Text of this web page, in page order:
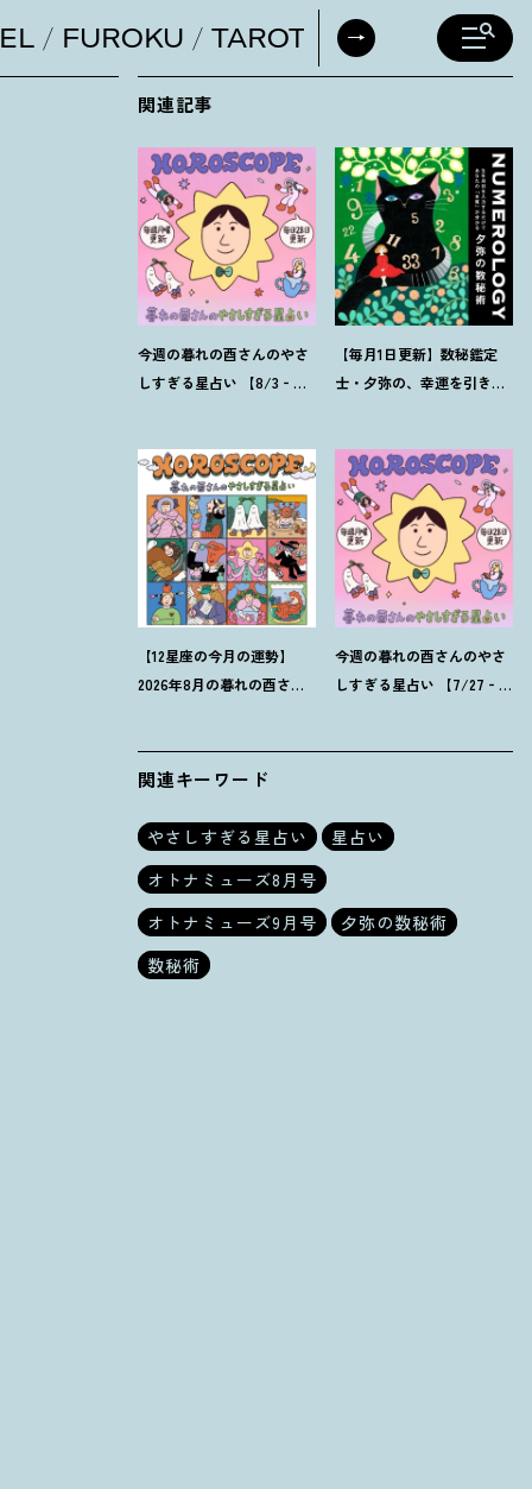
FUROKU TAROT DAILY
関連記事
今週の暮れの酉さんのやさ
しすぎる星占い 【8/3‐
【毎月1日更新】数秘鑑定
士・夕弥の、幸運を引き寄
【12星座の今月の運勢】
2026年8月の暮れの酉さん
今週の暮れの酉さんのやさ
しすぎる星占い 【7/27‐
関連キーワード
やさしすぎる星占い
星占い
オトナミューズ8月号
オトナミューズ9月号
夕弥の数秘術
数秘術